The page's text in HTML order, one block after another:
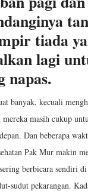
tiada
lagi
napas.
banyak, kecuali
mereka masih cukup
Dan beberapa
Pak Mur makin
berbicara sendiri di
sudut pekarangan.